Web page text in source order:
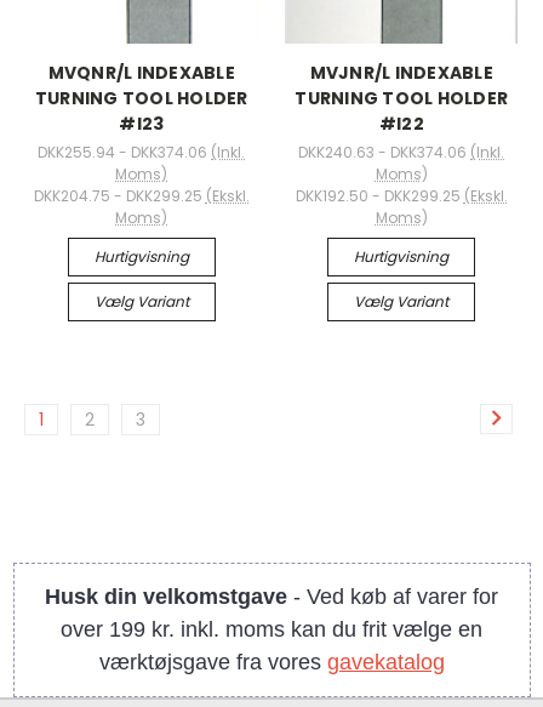
MVQNR/L INDEXABLE
TURNING TOOL HOLDER
#I23
DKK255.94 - DKK374.06 (Inkl.
Moms)
DKK204.75 - DKK299.25 (Ekskl.
Moms)
Hurtigvisning
Vælg Variant
MVJNR/L INDEXABLE
TURNING TOOL HOLDER
#I22
DKK240.63 - DKK374.06 (Inkl.
Moms)
DKK192.50 - DKK299.25 (Ekskl.
Moms)
Hurtigvisning
Vælg Variant
1 2 3
Husk din velkomstgave - Ved køb af varer for
over 199 kr. inkl. moms kan du frit vælge en
værktøjsgave fra vores gavekatalog